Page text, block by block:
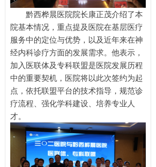
黔西桦晨医院院长康正茂介绍了本
院基本情况，重点提及医院在基层医疗
服务中的定位与优势，以及近年来在神
经内科诊疗方面的发展需求。他表示，
加入医联体及专科联盟是医院发展历程
中的重要契机，医院将以此次签约为起
点，依托联盟平台的技术指导，规范诊
疗流程、强化学科建设、培养专业人
才。